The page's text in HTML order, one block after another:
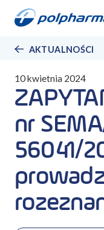
AKTUALNOŚCI
10 kwietnia 2024
nr
56041/